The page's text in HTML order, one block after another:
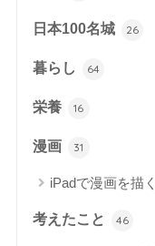
日本100名城 26
暮らし 64
栄養 16
漫画 31
iPadで漫画を描く
考えたこと 46